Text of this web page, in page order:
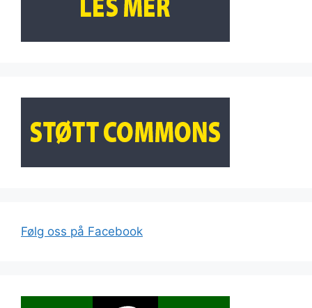
Følg oss på Facebook